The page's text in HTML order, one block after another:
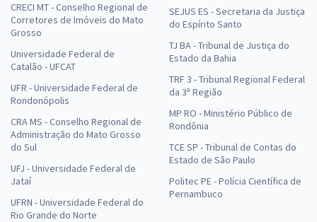
CRECI MT - Conselho Regional de
Corretores de Imóveis do Mato
Grosso
Universidade Federal de
Catalão - UFCAT
UFR - Universidade Federal de
Rondonópolis
CRA MS - Conselho Regional de
Administração do Mato Grosso
do Sul
UFJ - Universidade Federal de
Jataí
UFRN - Universidade Federal do
Rio Grande do Norte
SEJUS ES - Secretaria da Justiça
do Espírito Santo
TJ BA - Tribunal de Justiça do
Estado da Bahia
TRF 3 - Tribunal Regional Federal
da 3ª Região
MP RO - Ministério Público de
Rondônia
TCE SP - Tribunal de Contas do
Estado de São Paulo
Politec PE - Polícia Científica de
Pernambuco